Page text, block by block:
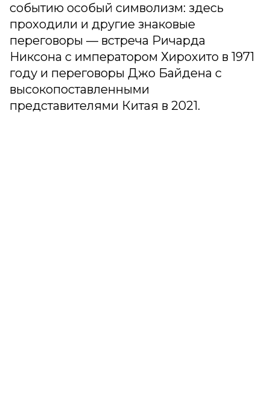
событию особый символизм: здесь
проходили и другие знаковые
переговоры — встреча Ричарда
Никсона с императором Хирохито в 1971
году и переговоры Джо Байдена с
высокопоставленными
представителями Китая в 2021.